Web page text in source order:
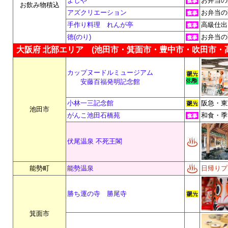
お飲み物積込
アズクリエーション
お弁当
手作り料理 れんが亭
高級仕
徳(のり)
お弁当
大阪府 北部エリア (池田市・箕面市・豊中市・吹田市・
池田市
カップヌードルミュージアム
安藤百福発明記念館
小林一三記念館
阪急・
がんこ池田石橋苑
和食・
伏尾温泉 不死王閣
能勢町 能勢温泉 日帰り
箕面市
勝ち運の寺 勝尾寺